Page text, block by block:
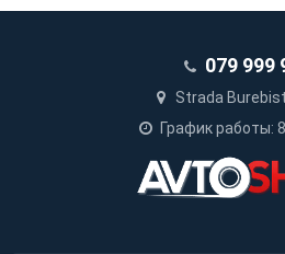
079 999
Strada
График работы: